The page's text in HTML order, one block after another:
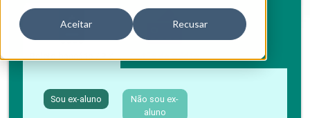
Aceitar Recusar
Boleto bancário / PIX Cartão de crédito
Sou ex-aluno
Não sou ex-
aluno